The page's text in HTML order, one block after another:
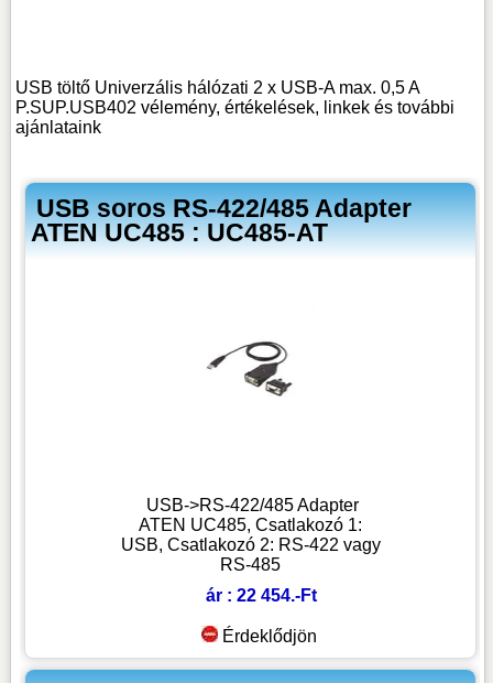
USB töltő Univerzális hálózati 2 x USB-A max. 0,5 A
P.SUP.USB402 vélemény, értékelések, linkek és további
ajánlataink
USB soros RS-422/485 Adapter
ATEN UC485 : UC485-AT
USB->RS-422/485 Adapter
ATEN UC485, Csatlakozó 1:
USB, Csatlakozó 2: RS-422 vagy
RS-485
ár : 22 454.-Ft
Érdeklődjön